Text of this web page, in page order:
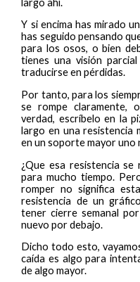
Y si encima has mirado
has seguido pensando
para los osos, o bien
tienes una visión
traducirse en pérdidas.
Por tanto, para los
se rompe claramente,
verdad, escríbelo en la
largo en una resistencia
en un soporte mayor uno
¿Que esa resistencia se
para mucho tiempo.
romper no significa
resistencia de un
tener cierre semanal
nuevo por debajo.
Dicho todo esto,
caída es algo para
de algo mayor.